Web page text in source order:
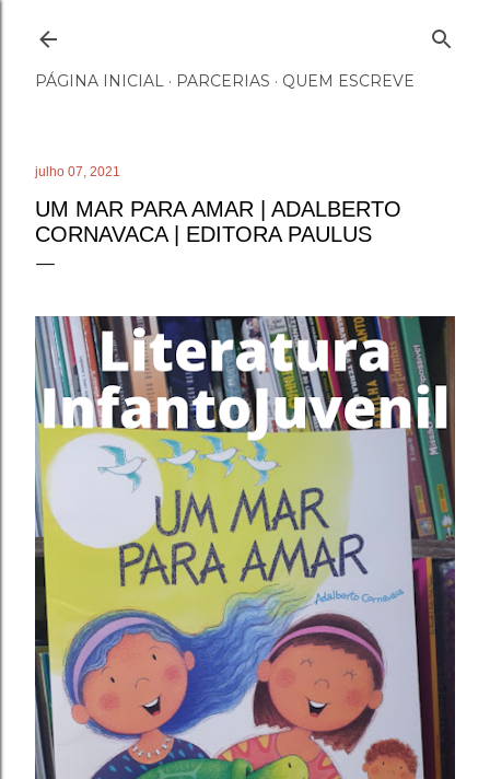
PÁGINA INICIAL PARCERIAS QUEM ESCREVE
julho 07, 2021
UM MAR PARA AMAR | ADALBERTO
CORNAVACA | EDITORA PAULUS